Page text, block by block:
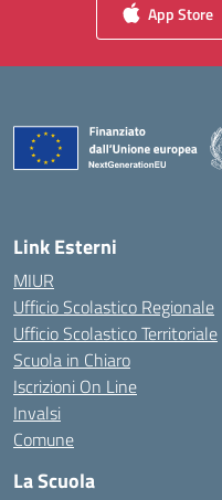
App Store
Link Esterni
MIUR
Ufficio Scolastico Regionale
Ufficio Scolastico Territoriale
Scuola in Chiaro
Iscrizioni On Line
Invalsi
Comune
La Scuola